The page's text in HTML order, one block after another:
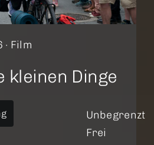
Film
kleinen Dinge
Unbegrenzt
Frei